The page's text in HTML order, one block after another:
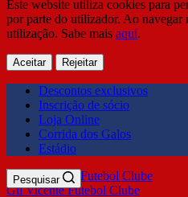
Este website utiliza cookies para
por parte do utilizador. Ao navegar
utilização. Sabe mais aqui.
Aceitar Rejeitar
Descontos exclusivos
Inscrição de sócio
Loja Online
Corrida dos Galos
Estádio
Gil Vicente Futebol Clube
Pesquisar